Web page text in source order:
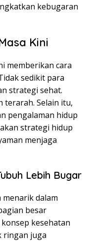
kebugaran
Kini
memberikan cara
sedikit para
strategi sehat.
terarah. Selain itu,
pengalaman hidup
strategi hidup
menjaga
Lebih Bugar
dalam
besar
kesehatan
ringan juga